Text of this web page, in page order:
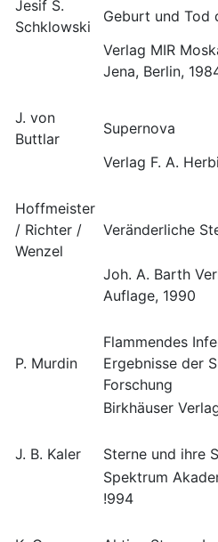
Jesif S.
Schklowski
Geburt und Tod
Verlag MIR
Jena, Berlin,
J. von
Buttlar
Supernova
Verlag F. A.
Hoffmeister
/ Richter /
Wenzel
Veränderliche
Joh. A. Barth
Auflage, 1990
P. Murdin
Flammendes
Ergebnisse der
Forschung
Birkhäuser
J. B. Kaler
Sterne und ihre
Spektrum
!994